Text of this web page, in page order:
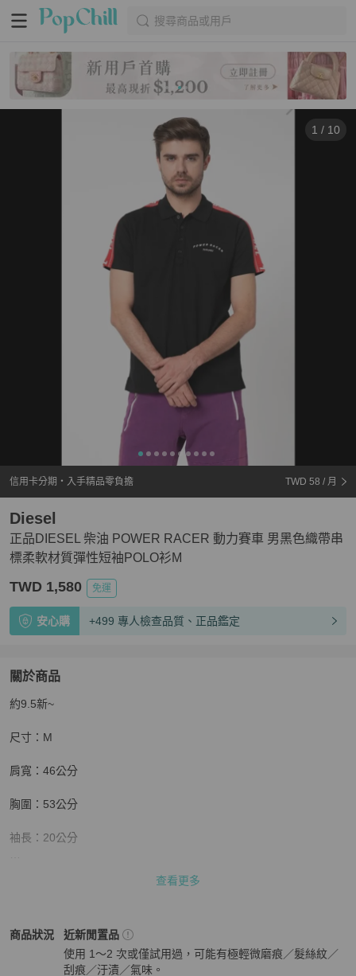
搜尋商品或用戶
1 / 10
信用卡分期・入手精品零負擔 TWD 58 / 月
正品DIESEL 柴油 POWER RACER 動力賽車 男黑色織帶串
標柔軟材質彈性短袖POLO衫M
Diesel
TWD 1,580 免運
安心購 +499 專人檢查品質、正品鑑定
關於商品
關於正品DIESEL 柴油 POWER RACER 動力賽車 男黑色織
約9.5新~
尺寸：M
肩寬：46公分
胸圍：53公分
袖長：20公分
👉商品大多都只有一件，出貨前都會再檢查有無瑕疵，才會安排出
查看更多
商品狀況
Diesel男裝 商品狀態與細節
近新閒置品
使用 1～2 次或僅試用過，可能有極輕微磨痕／髮絲紋／
刮痕／汙漬／氣味。